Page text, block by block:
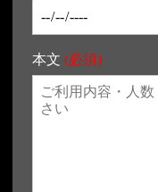
本文 (必須)